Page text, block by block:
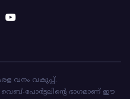
വനം വകുപ്പ്.
പോർട്ടലിന്റെ ഭാഗമാണ് ഈ